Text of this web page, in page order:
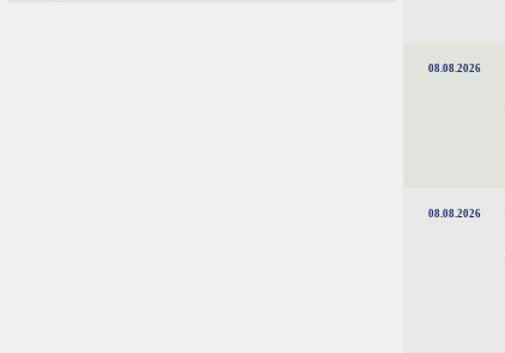
08.08.2026
08.08.2026